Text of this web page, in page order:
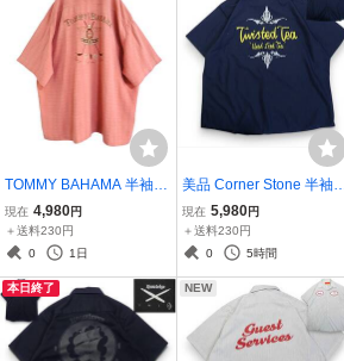
TOMMY BAHAMA 半袖オ
ープンシャツ XXL●カクテ
ルグラス ゴルフボール刺
繍 アロハ トミーバハマ く
着4682
現在 4,980円
＋送料230円
0
1日
美品 Corner Stone 半袖ワ
ークシャツ 2XL●TWISTE
D TEA Hard Iced Tea ピン
スト●洗濯プレス済●ネコ
現在 5,980円
＋送料230円
0
5時間
本日終了 NEW